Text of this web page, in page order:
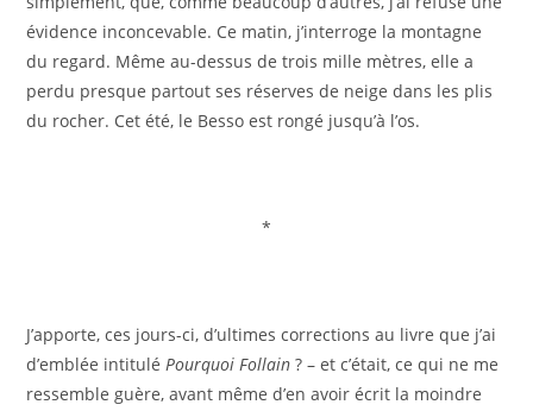
évidence inconcevable. Ce matin, j’interroge la montagne
du regard. Même au-dessus de trois mille mètres, elle a
perdu presque partout ses réserves de neige dans les plis
du rocher. Cet été, le Besso est rongé jusqu’à l’os.
*
J’apporte, ces jours-ci, d’ultimes corrections au livre que j’ai
d’emblée intituléPourquoi Follain? – et c’était, ce qui ne me
ressemble guère, avant même d’en avoir écrit la moindre